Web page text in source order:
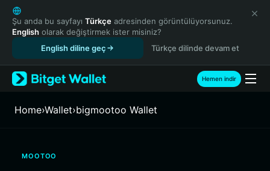
English
日本語
Tiếng Việt
Español (Latinoamérica)
Türkçe
Français
繁體中文
Şu anda bu sayfayı Türkçe adresinden görüntülüyorsunuz.
English olarak değiştirmek ister misiniz?
English diline geç
Türkçe dilinde devam et
Hemen indir
Home›Wallet›bigmootoo Wallet
MOOTOO